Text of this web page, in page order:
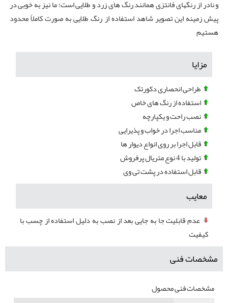
و نادر از رنگهای فانتزی همانند رنگ های زرد و طلایی است؛ ما نیز به خوبی در
پیش زمینه این تصویر شاهد استفاده از رنگ طلایی به صورت کاملاً محدود
هستیم
مزایا
طراحی انحصاری دکورتک
استفاده از رنگ های خاص
نصب راحت و یکپارچه
مناسب اجرا در خواب و پذیرایی
قابل اجرا بر روی انواع دیوار ها
تولید با 4 نوع متریال پرفروش
قابل استفاده در پشت تی وی
معایب
عدم قابلیت جا به جایی بعد از نصب به دلیل استفاده از چسب با
کیفیت
مشخصات فنی
مشخصات فنی محصول